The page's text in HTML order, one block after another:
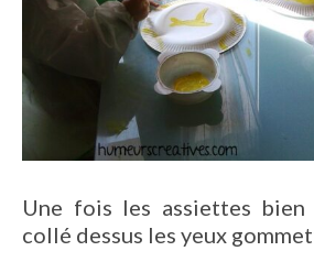
Une fois les assiettes bien
collé dessus les yeux